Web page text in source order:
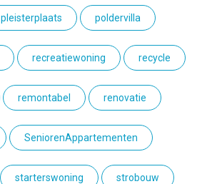
pleisterplaats poldervilla
recreatiewoning recycle
remontabel renovatie
SeniorenAppartementen
starterswoning strobouw